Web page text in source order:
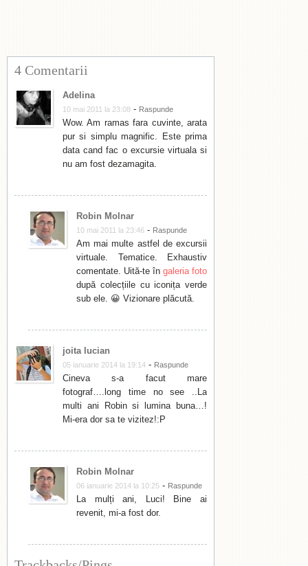
4 Comentarii
Adelina
10 mai 2011 la 23:08 - Raspunde
Wow. Am ramas fara cuvinte, arata
pur si simplu magnific. Este prima
data cand fac o excursie virtuala si
nu am fost dezamagita.
Robin Molnar
10 mai 2011 la 23:46 - Raspunde
Am mai multe astfel de excursii
virtuale. Tematice. Exhaustiv
comentate. Uită-te în galeria foto
după colecțiile cu iconița verde
sub ele. 😀 Vizionare plăcută.
joita lucian
05 ianuarie 2014 la 19:14 - Raspunde
Cineva s-a facut mare
fotograf….long time no see ..La
multi ani Robin si lumina buna…!
Mi-era dor sa te vizitez!:P
Robin Molnar
06 ianuarie 2014 la 10:25 - Raspunde
La mulți ani, Luci! Bine ai
revenit, mi-a fost dor.